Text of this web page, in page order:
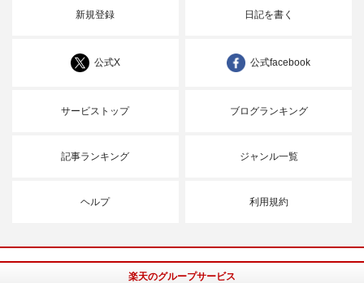
新規登録 日記を書く
公式X 公式facebook
サービストップ ブログランキング
記事ランキング ジャンル一覧
ヘルプ 利用規約
楽天のグループサービス